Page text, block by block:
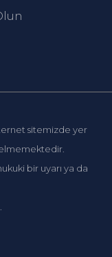
un
sitemizde yer
bir uyarı ya da